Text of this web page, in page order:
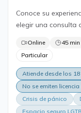
Conoce su
elegir una consulta
Online 45 min
Particular
Atiende desde los
No se emiten
Crisis de pánico
Espacio seguro